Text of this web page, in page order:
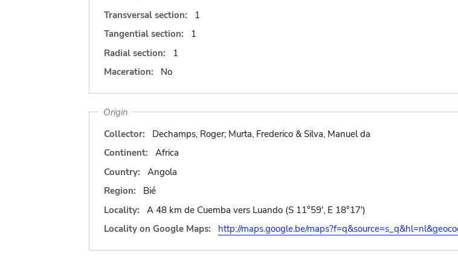
Transversal section:
1
Tangential section:
1
Radial section:
1
Maceration:
No
Origin
Collector:
Dechamps, Roger; Murta, Frederico & Silva, Manuel da
Continent:
Africa
Country:
Angola
Region:
Bié
Locality:
A 48 km de Cuemba vers Luando (S 11°59', E 18°17')
Locality on Google Maps:
http://maps.google.be/